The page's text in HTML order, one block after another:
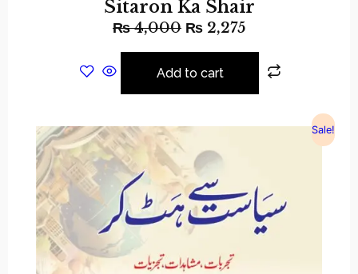
Sitaron Ka Shair
₨4,000 ₨ 2,275
Add to cart
Sale!